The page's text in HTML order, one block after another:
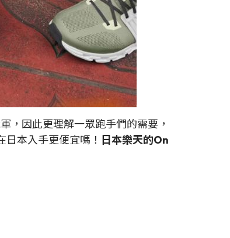
，因此更理解一眾跑手們的需要，
本入手更便宜嗎！ 日本樂天的On